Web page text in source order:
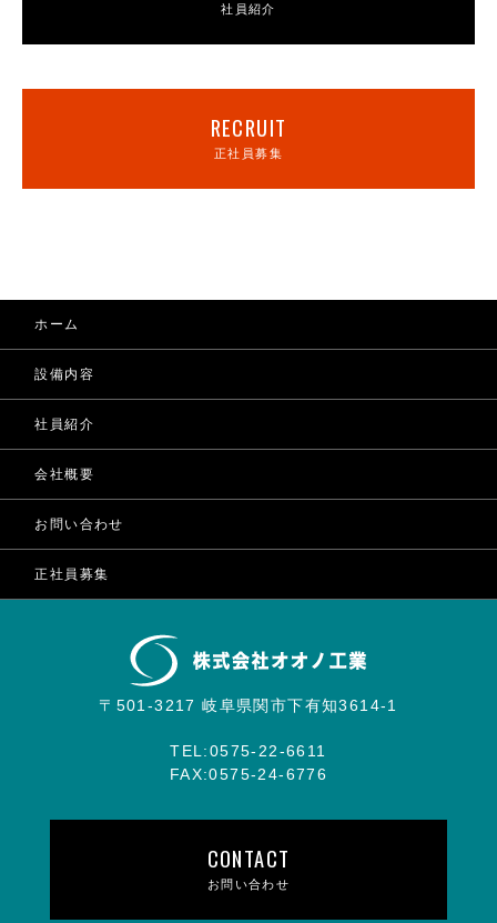
社員紹介
RECRUIT
正社員募集
ホーム
設備内容
社員紹介
会社概要
お問い合わせ
正社員募集
〒501-3217 岐阜県関市下有知3614-1
TEL:0575-22-6611
FAX:0575-24-6776
CONTACT
お問い合わせ